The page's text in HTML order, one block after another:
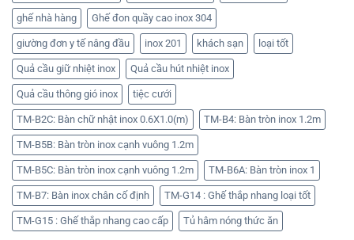
ghế nhà hàng Ghế đon quầy cao inox 304
giường đơn y tế nâng đầu inox 201 khách sạn loại tốt
Quả cầu giữ nhiệt inox Quả cầu hút nhiệt inox
Quả cầu thông gió inox tiệc cưới
TM-B2C: Bàn chữ nhật inox 0.6X1.0(m) TM-B4: Bàn tròn inox 1.2m
TM-B5B: Bàn tròn inox cạnh vuông 1.2m
TM-B5C: Bàn tròn inox cạnh vuông 1.2m TM-B6A: Bàn tròn inox 1
TM-B7: Bàn inox chân cố định TM-G14 : Ghế thắp nhang loại tốt
TM-G15 : Ghế thắp nhang cao cấp Tủ hâm nóng thức ăn